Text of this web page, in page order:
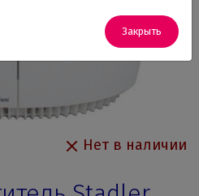
Нет в наличии
Закрыть